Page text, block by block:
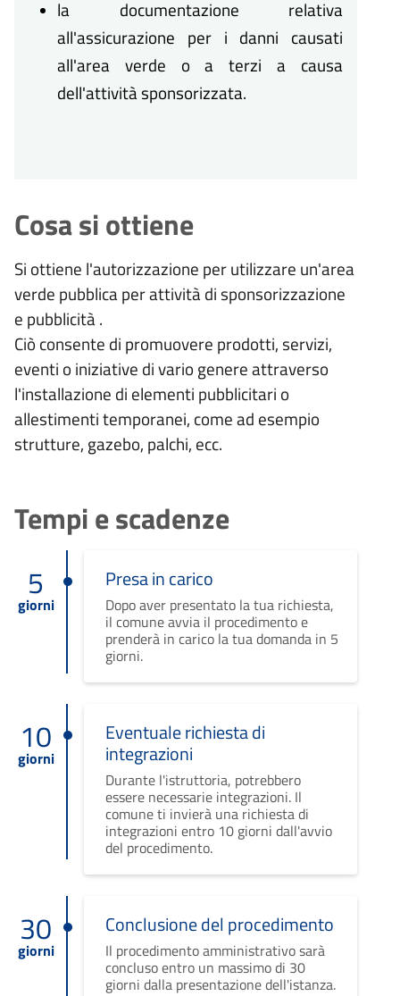
la documentazione relativa
all'assicurazione per i danni causati
all'area verde o a terzi a causa
dell'attività sponsorizzata.
Cosa si ottiene
Si ottiene l'autorizzazione per utilizzare un'area
verde pubblica per attività di sponsorizzazione
e pubblicità .
Ciò consente di promuovere prodotti, servizi,
eventi o iniziative di vario genere attraverso
l'installazione di elementi pubblicitari o
allestimenti temporanei, come ad esempio
strutture, gazebo, palchi, ecc.
Tempi e scadenze
5
giorni
Presa in carico
Dopo aver presentato la tua richiesta,
il comune avvia il procedimento e
prenderà in carico la tua domanda in 5
giorni.
10
giorni
Eventuale richiesta di
integrazioni
Durante l'istruttoria, potrebbero
essere necessarie integrazioni. Il
comune ti invierà una richiesta di
integrazioni entro 10 giorni dall'avvio
del procedimento.
30
giorni
Conclusione del procedimento
Il procedimento amministrativo sarà
concluso entro un massimo di 30
giorni dalla presentazione dell'istanza.